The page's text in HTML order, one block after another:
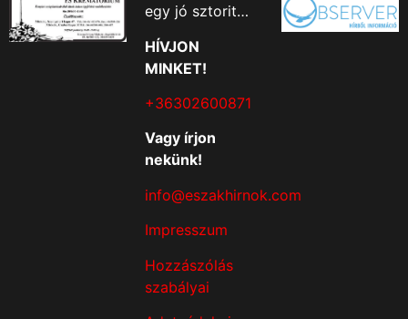
egy jó sztorit…
HÍVJON
MINKET!
+36302600871
Vagy írjon
nekünk!
info@eszakhirnok.com
Impresszum
Hozzászólás
szabályai